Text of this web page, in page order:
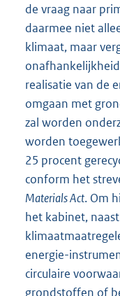
de vraag naar
daarmee niet
klimaat, maar
realisatie van de
omgaan met
zal worden
worden
25 procent
conform het
Materials Act. Om
het kabinet,
energie-
circulaire
grondstoffen of